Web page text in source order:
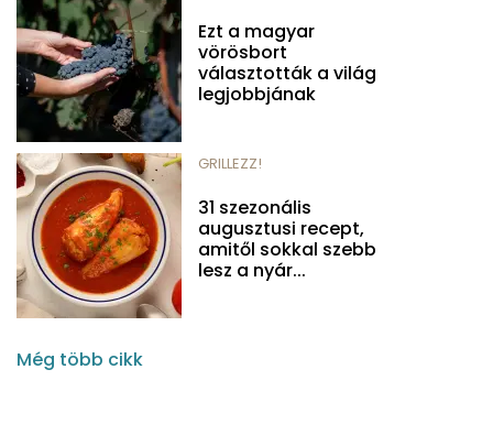
Ezt a magyar
vörösbort
választották a világ
legjobbjának
GRILLEZZ!
31 szezonális
augusztusi recept,
amitől sokkal szebb
lesz a nyár...
Még több cikk